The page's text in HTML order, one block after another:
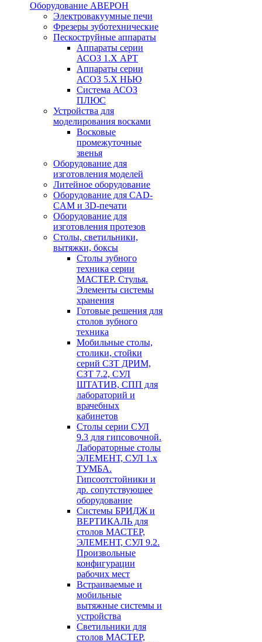
Оборудование АВЕРОН
Электровакуумные печи
Фрезеры зуботехнические
Пескоструйные аппараты
Аппараты серии
АСОЗ 1.Х АРТ
Аппараты серии
АСОЗ 5.Х НЬЮ
Система АСОЗ
ПЛЮС
Устройства для
моделирования восками
Восковые
промежуточные
звенья
Оборудование для
изготовления моделей
Литейное оборудование
Оборудование для CAD-
CAM и 3D-печати
Оборудование для
изготовления протезов
Cтолы, светильники,
вытяжки, боксы
Столы зубного
техника серии
МАСТЕР. Стулья.
Элементы системы
хранения
Готовые решения для
столов зубного
техника
Мобильные столы,
столики, стойки
серий СЗТ ДРИМ,
СЗТ 7.2, СУЛ
ШТАТИВ, СПП для
лабораторий и
врачебных
кабинетов
Столы серии СУЛ
9.3 для гипсовочной.
Лабораторные столы
ЭЛЕМЕНТ, СУЛ 1.х
ТУМБА.
Гипсоотстойники и
др. сопутствующее
оборудование
Системы БРИДЖ и
ВЕРТИКАЛЬ для
столов МАСТЕР,
ЭЛЕМЕНТ, СУЛ 9.2.
Произвольные
конфигурации
рабочих мест
Встраиваемые и
мобильные
вытяжные системы и
устройства
Светильники для
столов МАСТЕР,